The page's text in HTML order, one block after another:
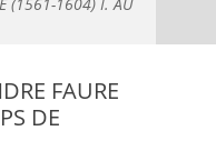
FAURE
DE